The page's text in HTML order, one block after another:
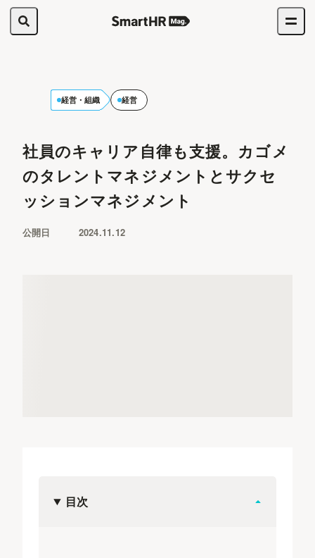
経営・組織 経営
社員のキャリア自律も支援。カゴメ
のタレントマネジメントとサクセ
ッションマネジメント
公開日 2024.11.12
目次